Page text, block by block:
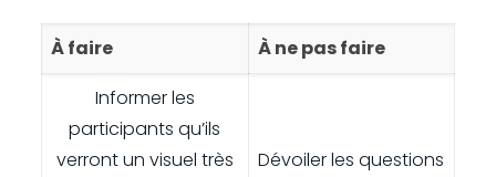
À faire
À ne pas faire
Informer les
participants qu’ils
verront un visuel très
Dévoiler les questions